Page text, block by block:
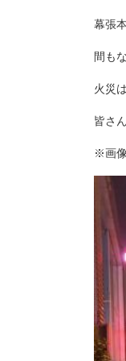
幕張
間も
火災
皆さ
※画